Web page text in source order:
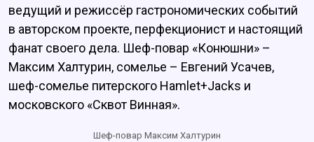
ведущий и режиссёр гастрономических событий
в авторском проекте, перфекционист и настоящий
фанат своего дела. Шеф-повар «Конюшни» –
Максим Халтурин, сомелье – Евгений Усачев,
шеф-сомелье питерского Hamlet+Jacks и
московского «Сквот Винная».
Шеф-повар Максим Халтурин